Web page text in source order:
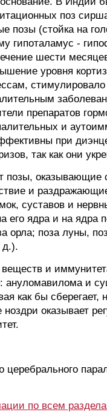
поз
позы (стойка на
гипоталамус -
шести
уровня
препаратов
и
при
так как они
позы, оказывающие
и
суставов и
его ядра и на ядра
орла; поза луны,
д.).
и
ануломавилома и
как бы сберегает,
оказывает
церебрального
по всем